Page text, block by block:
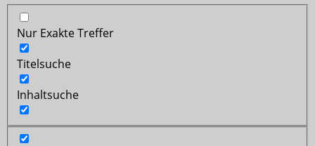
Nur Exakte Treffer
Titelsuche
Inhaltsuche